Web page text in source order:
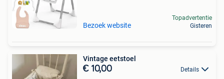
Bezoek website
Topadvertentie
Gisteren
Vintage eetstoel
€ 10,00 Details